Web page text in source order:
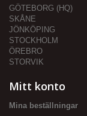
GÖTEBORG (HQ)
SKÅNE
JÖNKÖPING
STOCKHOLM
ÖREBRO
STORVIK
Mitt konto
Mina beställningar